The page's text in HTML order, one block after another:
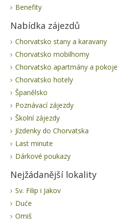
Benefity
Nabídka zájezdů
Chorvatsko stany a karavany
Chorvatsko mobilhomy
Chorvatsko apartmány a pokoje
Chorvatsko hotely
Španělsko
Poznávací zájezdy
Školní zájezdy
Jízdenky do Chorvatska
Last minute
Dárkové poukazy
Nejžádanější lokality
Sv. Filip i Jakov
Duće
Omiš